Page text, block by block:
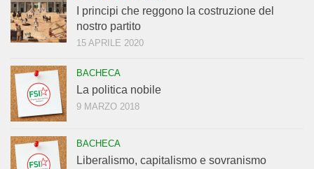
I principi che reggono la costruzione del
nostro partito
15 APRILE 2020
BACHECA
La politica nobile
9 MARZO 2018
BACHECA
Liberalismo, capitalismo e sovranismo